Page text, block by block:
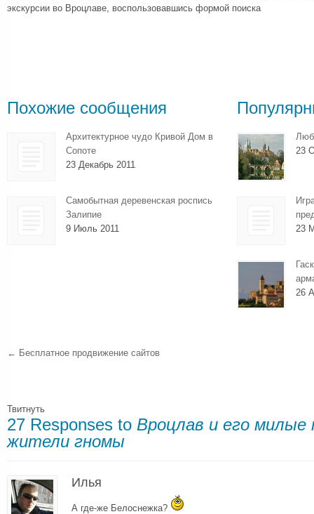
экскурсии во Вроцлаве, воспользовавшись формой поиска
Похожие сообщения
Архитектурное чудо Кривой Дом в
Сопоте
23 Декабрь 2011
Самобытная деревенская роспись
Залипие
9 Июль 2011
23
23
26
← Бесплатное продвижение сайтов
Твитнуть
27 Responses to Вроцлав и его милые
жители гномы
Илья
А где-же Белоснежка?